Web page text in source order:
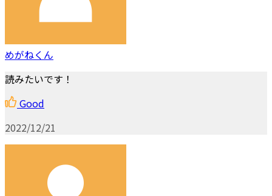
めがねくん
読みたいです！
Good
2022/12/21